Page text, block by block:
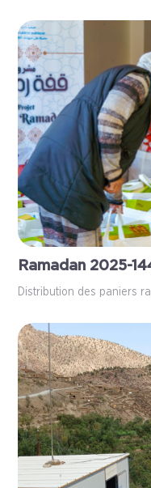
Ramadan 2025-
Distribution des paniers